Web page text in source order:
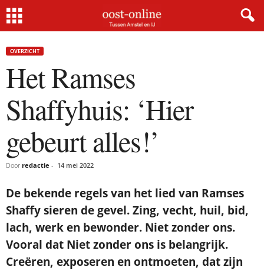
Home Het Ramses Shaffyhuis: ‘Hier gebeurt alles!’
OVERZICHT
Het Ramses
Shaffyhuis: ‘Hier
gebeurt alles!’
Door redactie - 14 mei 2022
De bekende regels van het lied van Ramses
Shaffy sieren de gevel. Zing, vecht, huil, bid,
lach, werk en bewonder. Niet zonder ons.
Vooral dat Niet zonder ons is belangrijk.
Creëren, exposeren en ontmoeten, dat zijn
×
Gratis NieuwsMail
VOORNAAM
E-MAIL
Postcode
Met de inschrijving accepteer ik de
privacyverklaring.